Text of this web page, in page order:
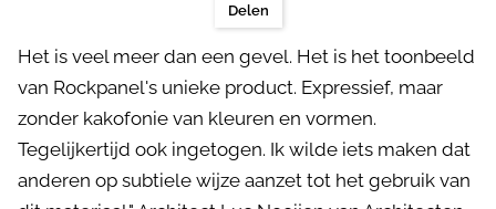
Delen
Het is veel meer dan een gevel. Het is het toonbeeld
van Rockpanel's unieke product. Expressief, maar
zonder kakofonie van kleuren en vormen.
Tegelijkertijd ook ingetogen. Ik wilde iets maken dat
anderen op subtiele wijze aanzet tot het gebruik van